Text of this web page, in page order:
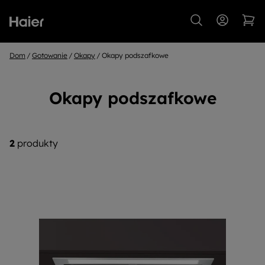
Dom Gotowanie Okapy Okapy podszafkowe
Okapy podszafkowe
2 produkty